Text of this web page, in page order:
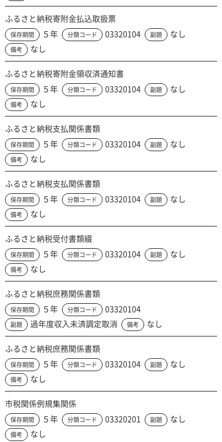
ふるさと納税寄附金払込取扱票
保存期間 ５年 分類コード 03320104 副題 なし
備考 なし
ふるさと納税寄附金領収済通知書
保存期間 ５年 分類コード 03320104 副題 なし
備考 なし
ふるさと納税支払関係書類
保存期間 ５年 分類コード 03320104 副題 なし
備考 なし
ふるさと納税支払関係書類
保存期間 ５年 分類コード 03320104 副題 なし
備考 なし
ふるさと納税受付書類綴
保存期間 ５年 分類コード 03320104 副題 なし
備考 なし
ふるさと納税庶務関係書類
保存期間 ５年 分類コード 03320104
副題 過年度収入未済調定取消 備考 なし
ふるさと納税庶務関係書類
保存期間 ５年 分類コード 03320104 副題 なし
備考 なし
市税関係例規集関係
保存期間 ５年 分類コード 03320201 副題 なし
備考 なし